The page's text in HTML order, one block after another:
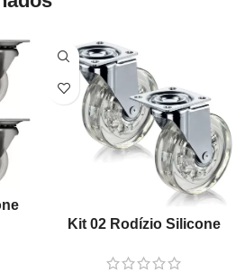
Kit 02 Rodízio Silicone
Base Giratória Sem Freio